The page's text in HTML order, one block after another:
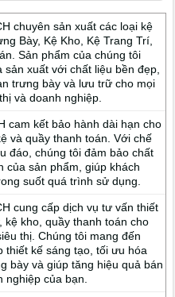
chuyên sản xuất các loại kệ
Bày, Kệ Kho, Kệ Trang Trí,
Sản phẩm của chúng tôi
sản xuất với chất liệu bền đẹp,
trưng bày và lưu trữ cho mọi
và doanh nghiệp.
cam kết bảo hành dài hạn cho
và quầy thanh toán. Với chế
đáo, chúng tôi đảm bảo chất
của sản phẩm, giúp khách
suốt quá trình sử dụng.
cung cấp dịch vụ tư vấn thiết
kệ kho, quầy thanh toán cho
thị. Chúng tôi mang đến
thiết kế sáng tạo, tối ưu hóa
bày và giúp tăng hiệu quả bán
nghiệp của bạn.